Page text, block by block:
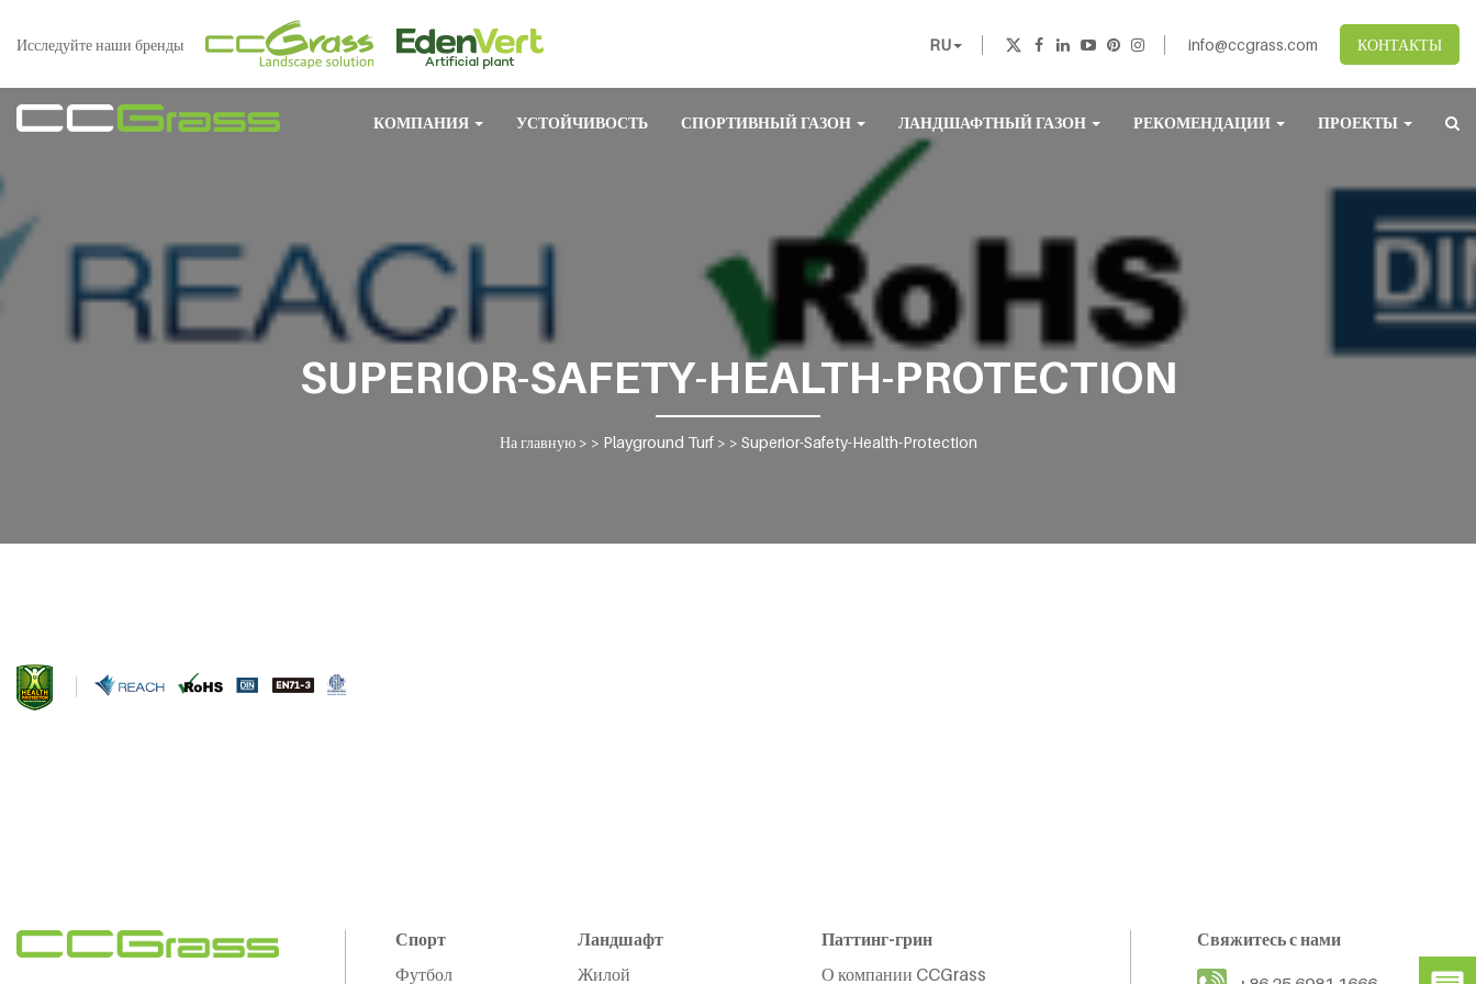
Исследуйте наши бренды RU info@ccgrass.com КОНТАКТЫ
КОМПАНИЯ УСТОЙЧИВОСТЬ СПОРТИВНЫЙ ГАЗОН ЛАНДШАФТНЫЙ ГАЗОН РЕКОМЕНДАЦИИ ПРОЕКТЫ
SUPERIOR-SAFETY-HEALTH-PROTECTION
На главную> > Playground Turf> > Superior-Safety-Health-Protection
Спорт
Футбол
Ландшафт
Жилой
Паттинг-грин
О компании CCGrass
Свяжитесь с нами